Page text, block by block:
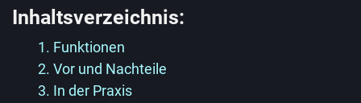
Inhaltsverzeichnis:
1. Funktionen
2. Vor und Nachteile
3. In der Praxis